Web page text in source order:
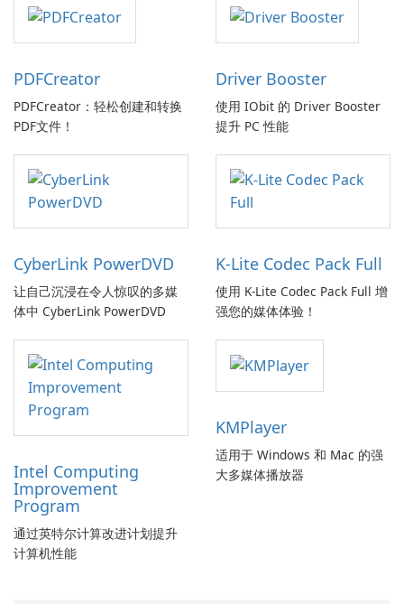
PDFCreator
PDFCreator：轻松创建和转换
PDF文件！
Driver Booster
使用 IObit 的 Driver Booster
提升 PC 性能
CyberLink PowerDVD
让自己沉浸在令人惊叹的多媒
体中 CyberLink PowerDVD
K-Lite Codec Pack Full
使用 K-Lite Codec Pack Full 增
强您的媒体体验！
Intel Computing
Improvement
Program
通过英特尔计算改进计划提升
计算机性能
KMPlayer
适用于 Windows 和 Mac 的强
大多媒体播放器